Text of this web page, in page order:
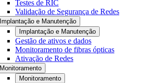
Testes de RIC
Validação de Segurança de Redes
Implantação e Manutenção
Implantação e Manutenção
Gestão de ativos e dados
Monitoramento de fibras ópticas
Ativação de Redes
Monitoramento
Monitoramento